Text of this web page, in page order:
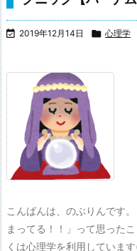
 2019年12月14日  心理学
こんばんは、のぶりんです
まってる！！」って思った
くは心理学を利用していま